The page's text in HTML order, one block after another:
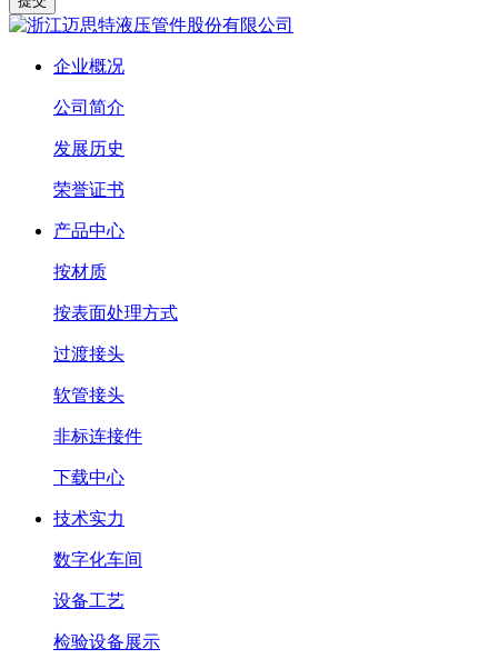
企业概况
公司简介
发展历史
荣誉证书
产品中心
按材质
按表面处理方式
过渡接头
软管接头
非标连接件
下载中心
技术实力
数字化车间
设备工艺
检验设备展示